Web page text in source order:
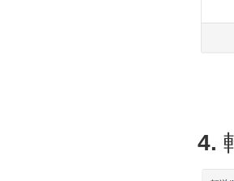
4.